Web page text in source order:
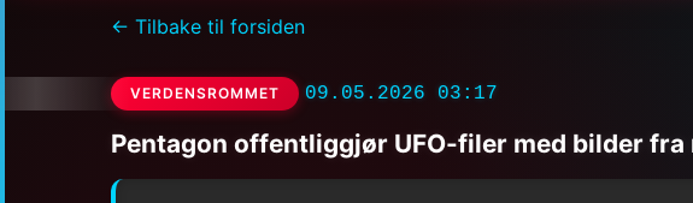
← Tilbake til forsiden
VERDENSROMMET 09.05.2026 03:17
Pentagon offentliggjør UFO-filer med bilder fra